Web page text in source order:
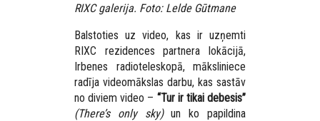
RIXC galerija. Foto: Lelde Gūtmane
Balstoties uz video, kas ir uzņemti
RIXC rezidences partnera lokācijā,
Irbenes radioteleskopā, māksliniece
radīja videomākslas darbu, kas sastāv
no diviem video – “Tur ir tikai debesis”
(There’s only sky)un ko papildina